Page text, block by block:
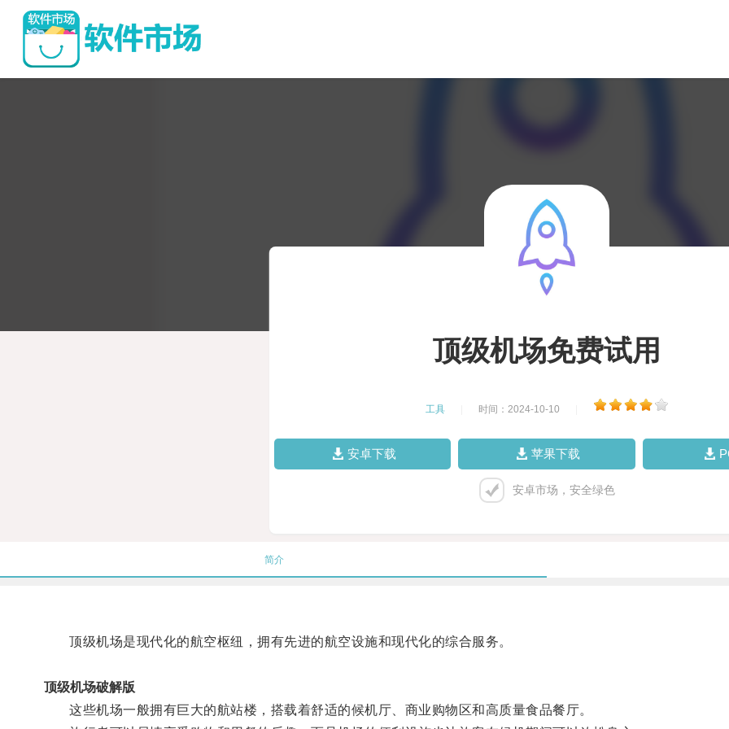
顶级机场免费试用
工具 时间：2024-10-10
安卓下载 苹果下载
安卓市场，安全绿色
简介
顶级机场是现代化的航空枢纽，拥有先进的航空设施和现代化的综合服务。
顶级机场破解版
这些机场一般拥有巨大的航站楼，搭载着舒适的候机厅、商业购物区和高质量食品餐厅。